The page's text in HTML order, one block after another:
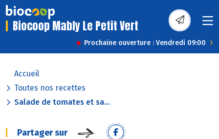
Biocoop Mably Le Petit Vert
Prochaine ouverture : Vendredi 09:00
Accueil
Toutes nos recettes
Salade de tomates et sa...
Partager sur